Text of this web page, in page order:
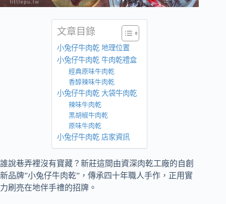
文章目錄
小兔仔牛肉乾 地理位置
小兔仔牛肉乾 牛肉乾禮盒
經典原味牛肉乾
香醇辣味牛肉乾
小兔仔牛肉乾 大袋牛肉乾
辣味牛肉乾
黑胡椒牛肉乾
原味牛肉乾
小兔仔牛肉乾 店家資訊
誰說巷弄裡沒有寶藏？新莊這間由資深肉乾工廠的自創
新品牌”小兔仔牛肉乾”，傳承四十年職人手作，正用實
力刷亮在地伴手禮的招牌。